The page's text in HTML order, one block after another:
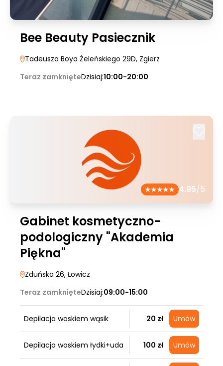
Bee Beauty Pasiecznik
Tadeusza Boya Żeleńskiego 29D, Zgierz
Teraz zamknięteDzisiaj:10:00-20:00
4.95/5
Gabinet kosmetyczno-
podologiczny "Akademia
Piękna"
Zduńska 26, Łowicz
Teraz zamknięteDzisiaj:09:00-15:00
Depilacja woskiem wąsik 20 zł Umów
Depilacja woskiem łydki+uda 100 zł Umów